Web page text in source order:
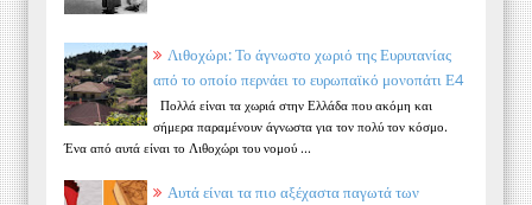
Λιθοχώρι: Το άγνωστο χωριό της Ευρυτανίας
από το οποίο περνάει το ευρωπαϊκό μονοπάτι Ε4
Πολλά είναι τα χωριά στην Ελλάδα που ακόμη και
σήμερα παραμένουν άγνωστα για τον πολύ τον κόσμο.
Ένα από αυτά είναι το Λιθοχώρι του νομού ...
Αυτά είναι τα πιο αξέχαστα παγωτά των